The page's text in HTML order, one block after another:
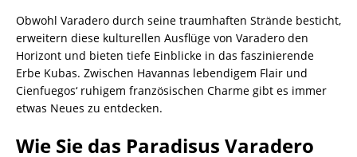
Obwohl Varadero durch seine traumhaften Strände besticht,
erweitern diese kulturellen Ausflüge von Varadero den
Horizont und bieten tiefe Einblicke in das faszinierende
Erbe Kubas. Zwischen Havannas lebendigem Flair und
Cienfuegos‘ ruhigem französischen Charme gibt es immer
etwas Neues zu entdecken.
Wie Sie das Paradisus Varadero